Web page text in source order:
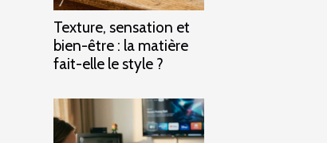
Texture, sensation et
bien-être : la matière
fait-elle le style ?